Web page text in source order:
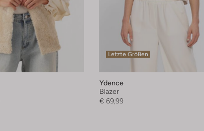
Letzte Größen
Ydence
Blazer
€ 69,99